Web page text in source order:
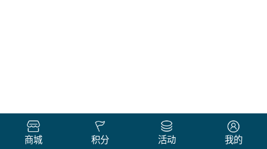
商城 积分 活动 我的